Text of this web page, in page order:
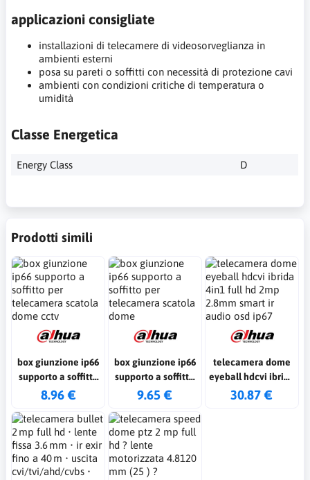
applicazioni consigliate
installazioni di telecamere di videosorveglianza in
ambienti esterni
posa su pareti o soffitti con necessità di protezione cavi
ambienti con condizioni critiche di temperatura o
umidità
Classe Energetica
Energy Class D
Prodotti simili
box giunzione ip66
supporto a soffitto
per telecamera
8.96 €
box giunzione ip66
supporto a soffitto
per telecamera
9.65 €
telecamera dome
eyeball hdcvi ibrida
4in1 full hd 2mp
30.87 €